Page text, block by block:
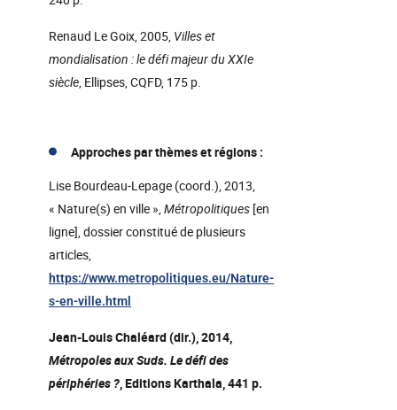
Renaud Le Goix, 2005, Villes et
mondialisation : le défi majeur du XXIe
siècle, Ellipses, CQFD, 175 p.
Approches par thèmes et régions :
Lise Bourdeau-Lepage (coord.), 2013,
« Nature(s) en ville »,Métropolitiques [en
ligne], dossier constitué de plusieurs
articles,
https://www.metropolitiques.eu/Nature-
s-en-ville.html
Jean-Louis Chaléard (dir.), 2014,
Métropoles aux Suds. Le défi des
périphéries ?, Editions Karthala, 441 p.